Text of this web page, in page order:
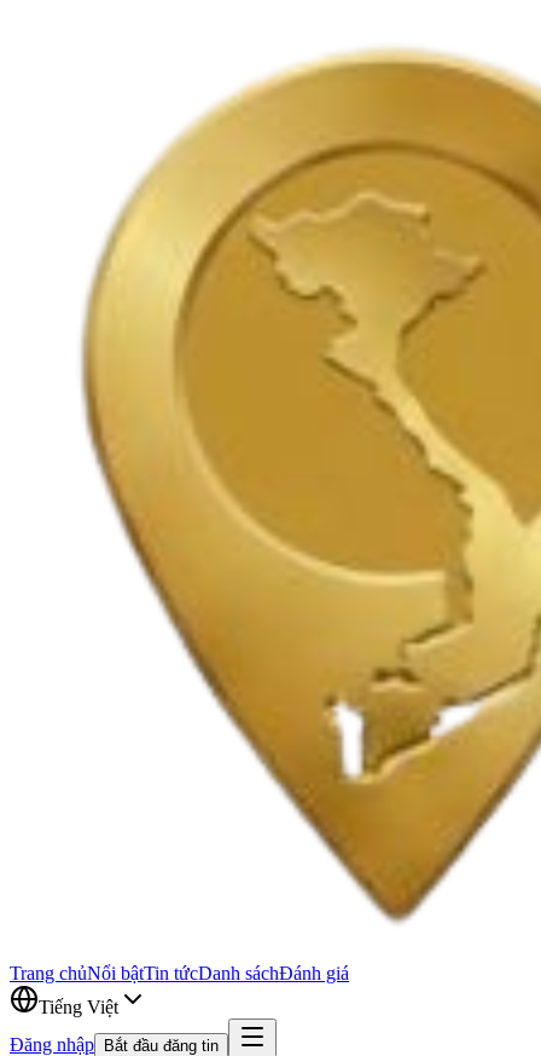
Trang chủNổi bậtTin tứcDanh sáchĐánh giá
Tiếng Việt
Đăng nhập
Bắt đầu đăng tin